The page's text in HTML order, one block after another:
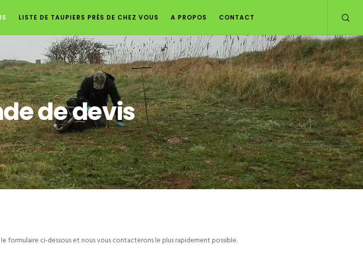
LISTE DE TAUPIERS PRÈS DE CHEZ VOUS A PROPOS CONTACT
de devis
ci-dessous et nous vous contacterons le plus rapidement possible.